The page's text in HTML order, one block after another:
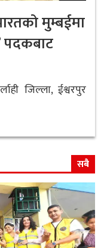
मुम्बईमा
पदकबाट
जिल्ला, ईश्वरपुर
सबै